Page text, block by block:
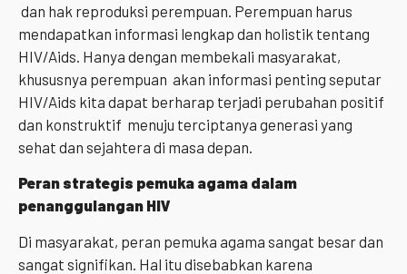
dan hak reproduksi perempuan. Perempuan harus
mendapatkan informasi lengkap dan holistik tentang
HIV/Aids. Hanya dengan membekali masyarakat,
khususnya perempuan akan informasi penting seputar
HIV/Aids kita dapat berharap terjadi perubahan positif
dan konstruktif menuju terciptanya generasi yang
sehat dan sejahtera di masa depan.
Peran strategis pemuka agama dalam
penanggulangan HIV
Di masyarakat, peran pemuka agama sangat besar dan
sangat signifikan. Hal itu disebabkan karena